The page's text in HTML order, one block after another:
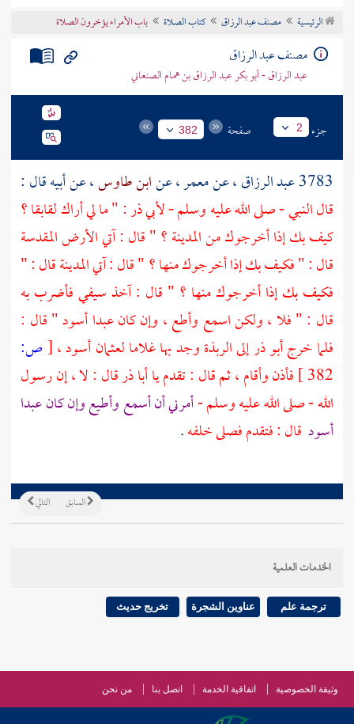
تراجم الأعلام
الرئيسية مصنف عبد الرزاق كتاب الصلاة باب الأمراء يؤخرون الصلاة
مصنف عبد الرزاق
عبد الرزاق - أبو بكر عبد الرزاق بن همام الصنعاني
جزء 2 صفحة 382
3783عبد الرزاق، عنمعمر، عنابن طاوس، عن أبيه قال :
قال النبي - صلى الله عليه وسلم - لأبي ذر : " ما لي أراك لقابقا ؟
كيف بك إذا أخرجوك منالمدينة؟ " قال : آتي الأرض المقدسة
قال : " فكيف بك إذا أخرجوك منها ؟ " قال : آتيالمدينةقال : "
فكيف بك إذا أخرجوك منها ؟ " قال : آخذ سيفي فأضرب به
قال : " فلا ، ولكن اسمع وأطع ، وإن كان عبدا أسود " قال :
فلما خرجأبو ذرإلىالربذةوجد بها غلامالعثمان أسود،[ص:
382 ] فأذن وأقام ، ثم قال : تقدم ياأبا ذرقال : لا ، إن رسول
الله - صلى الله عليه وسلم -أمرني أن أسمع وأطيع وإن كان عبدا
أسود قال : فتقدم فصلى خلفه.
التالي السابق
الخدمات العلمية
ترجمة علم عناوين الشجرة تخريج حديث
وثيقة الخصوصية اتفاقية الخدمة اتصل بنا من نحن